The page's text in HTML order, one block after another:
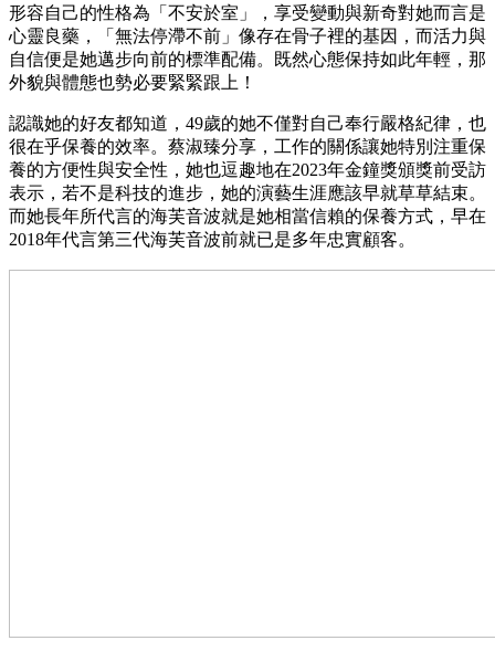
形容自己的性格為「不安於室」，享受變動與新奇對她而言是
心靈良藥，「無法停滯不前」像存在骨子裡的基因，而活力與
自信便是她邁步向前的標準配備。既然心態保持如此年輕，那
外貌與體態也勢必要緊緊跟上！
認識她的好友都知道，49歲的她不僅對自己奉行嚴格紀律，也
很在乎保養的效率。蔡淑臻分享，工作的關係讓她特別注重保
養的方便性與安全性，她也逗趣地在2023年金鐘獎頒獎前受訪
表示，若不是科技的進步，她的演藝生涯應該早就草草結束。
而她長年所代言的海芙音波就是她相當信賴的保養方式，早在
2018年代言第三代海芙音波前就已是多年忠實顧客。